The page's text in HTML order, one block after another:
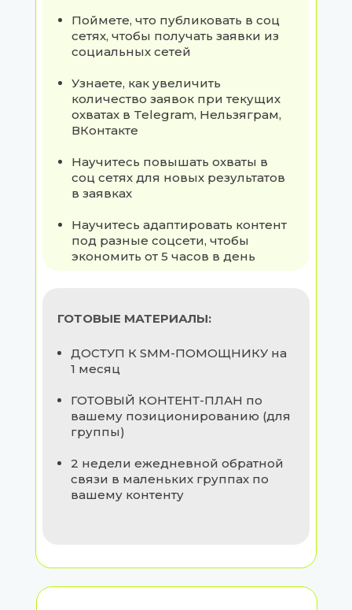
Поймете, что публиковать в соц
сетях, чтобы получать заявки из
социальных сетей
Узнаете, как увеличить
количество заявок при текущих
охватах в Telegram, Нельзяграм,
ВКонтакте
Научитесь повышать охваты в
соц сетях для новых результатов
в заявках
Научитесь адаптировать контент
под разные соцсети, чтобы
экономить от 5 часов в день
ГОТОВЫЕ МАТЕРИАЛЫ:
ДОСТУП К SMM-ПОМОЩНИКУ на
1 месяц
ГОТОВЫЙ КОНТЕНТ-ПЛАН по
вашему позиционированию (для
группы)
2 недели ежедневной обратной
связи в маленьких группах по
вашему контенту